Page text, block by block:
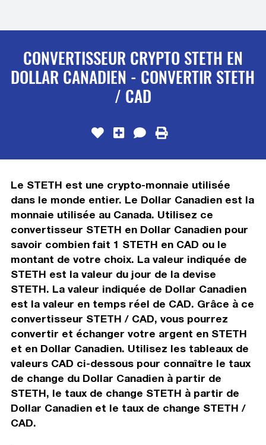
CONVERTISSEUR CRYPTO STETH EN
DOLLAR CANADIEN - CONVERTIR STETH
/ CAD
Le STETH est une crypto-monnaie utilisée
dans le monde entier. Le Dollar Canadien est la
monnaie utilisée au Canada. Utilisez ce
convertisseur STETH en Dollar Canadien pour
savoir combien fait 1 STETH en CAD ou le
montant de votre choix. La valeur indiquée de
STETH est la valeur du jour de la devise
STETH. La valeur indiquée de Dollar Canadien
est la valeur en temps réel de CAD. Grâce à ce
convertisseur STETH / CAD, vous pourrez
convertir et échanger votre argent en STETH
et en Dollar Canadien. Utilisez les tableaux de
valeurs CAD ci-dessous pour connaître le taux
de change du Dollar Canadien à partir de
STETH, le taux de change STETH à partir de
Dollar Canadien et le taux de change STETH /
CAD.